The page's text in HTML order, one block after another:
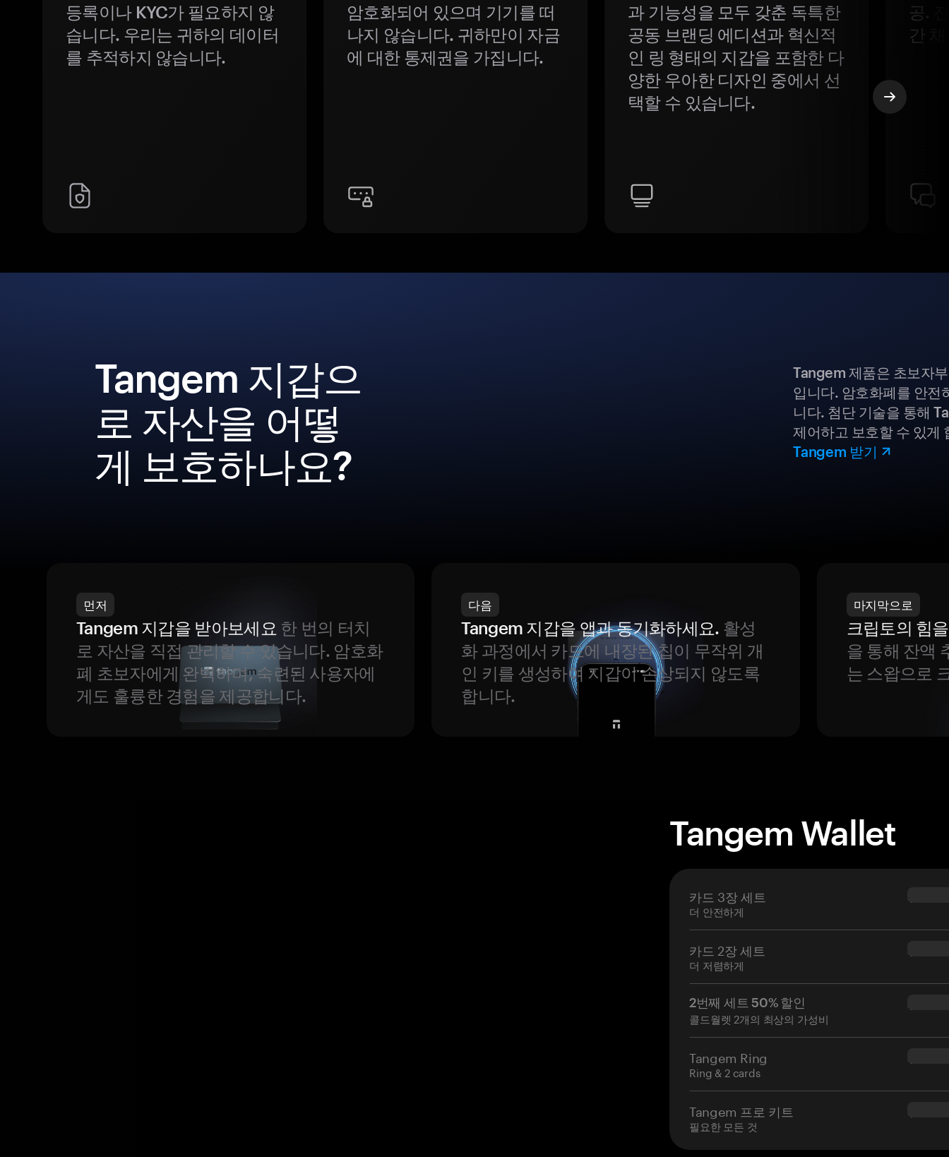
등록이나 KYC가 필요하지 않
습니다. 우리는 귀하의 데이터
를 추적하지 않습니다.
암호화되어 있으며 기기를 떠
나지 않습니다. 귀하만이 자금
에 대한 통제권을 가집니다.
과 기능성을 모두 갖춘 독특한
공동 브랜딩 에디션과 혁신적
인 링 형태의 지갑을 포함한 다
양한 우아한 디자인 중에서 선
택할 수 있습니다.
공.
간
Tangem 지갑으
로 자산을 어떻
게 보호하나요?
Tangem 제품은 초보자
입니다. 암호화폐를 안전
니다. 첨단 기술을 통해
제어하고 보호할 수 있게
Tangem 받기
먼저
Tangem 지갑을 받아보세요 한 번의 터치
로 자산을 직접 관리할 수 있습니다. 암호화
폐 초보자에게 완벽하며, 숙련된 사용자에
게도 훌륭한 경험을 제공합니다.
다음
Tangem 지갑을 앱과 동기화하세요. 활성
화 과정에서 카드에 내장된 칩이 무작위 개
인 키를 생성하여 지갑이 손상되지 않도록
합니다.
마지막으로
크립토의 힘
을 통해 잔액
는 스왑으로
Tangem Wallet
카드 3장 세트
더 안전하게
$69.90
카드 2장 세트
더 저렴하게
$54.90
2번째 세트 50% 할인
콜드월렛 2개의 최상의 가성비
$34.95
Tangem Ring
Ring & 2 cards
Tangem 프로 키트
필요한 모든 것